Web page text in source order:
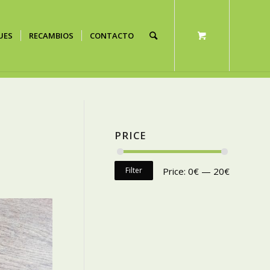
RECAMBIOS CONTACTO
PRICE
Filter Price: 0€ — 20€